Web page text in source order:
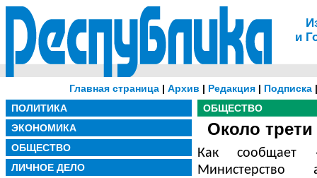
и
Главная страница | Архив | Редакция | Подписка
ПОЛИТИКА
ЭКОНОМИКА
ОБЩЕСТВО
ЛИЧНОЕ ДЕЛО
ОБЩЕСТВО
Около
Как сообщает
Министерство